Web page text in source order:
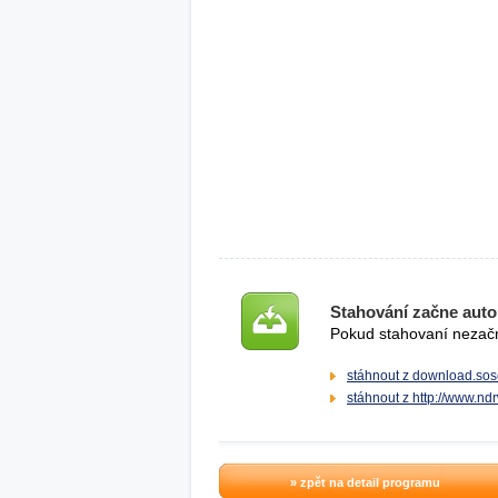
Stahování začne
Pokud stahovaní
stáhnout z
stáhnout z http://
» zpět na detail programu